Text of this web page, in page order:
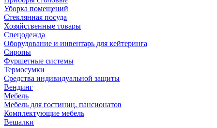
Уборка помещений
Стеклянная посуда
Хозяйственные товары
Спецодежда
Оборудование и инвентарь для кейтеринга
Сиропы
Фуршетные системы
Термосумки
Средства индивидуальной защиты
Вендинг
Мебель
Мебель для гостиниц, пансионатов
Комплектующие мебель
Вешалки